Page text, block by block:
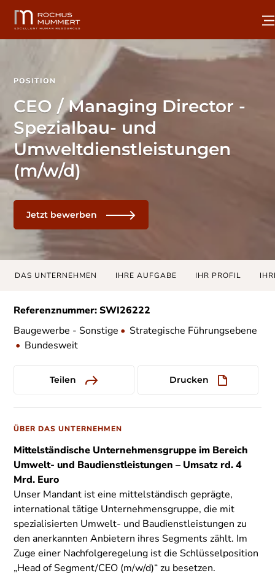
POSITION
CEO / Managing Director -
Spezialbau- und
Umweltdienstleistungen
(m/w/d)
Jetzt bewerben
DAS UNTERNEHMEN IHRE AUFGABE IHR PROFIL
Referenznummer: SWI26222
Baugewerbe - Sonstige • Strategische Führungsebene
• Bundesweit
Teilen Drucken
ÜBER DAS UNTERNEHMEN
Mittelständische Unternehmensgruppe im Bereich
Umwelt- und Baudienstleistungen – Umsatz rd. 4
Mrd. Euro
Unser Mandant ist eine mittelständisch geprägte,
international tätige Unternehmensgruppe, die mit
spezialisierten Umwelt- und Baudienstleistungen zu
den anerkannten Anbietern ihres Segments zählt. Im
Zuge einer Nachfolgeregelung ist die Schlüsselposition
„Head of Segment/CEO (m/w/d)“ zu besetzen.